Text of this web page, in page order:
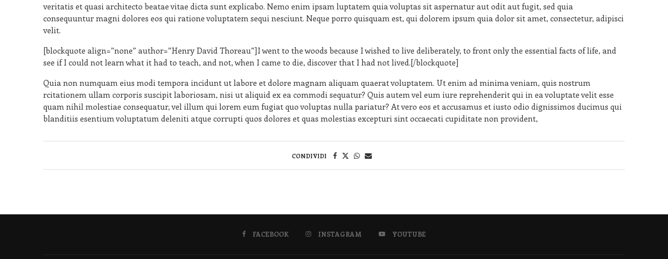
veritatis et quasi architecto beatae vitae dicta sunt explicabo. Nemo enim ipsam luptatem quia voluptas sit aspernatur aut odit aut fugit, sed quia
consequuntur magni dolores eos qui ratione voluptatem sequi nesciunt. Neque porro quisquam est, qui dolorem ipsum quia dolor sit amet, consectetur, adipisci
velit.
[blockquote align=”none” author=”Henry David Thoreau”]I went to the woods because I wished to live deliberately, to front only the essential facts of life, and
see if I could not learn what it had to teach, and not, when I came to die, discover that I had not lived.[/blockquote]
Quia non numquam eius modi tempora incidunt ut labore et dolore magnam aliquam quaerat voluptatem. Ut enim ad minima veniam, quis nostrum
rcitationem ullam corporis suscipit laboriosam, nisi ut aliquid ex ea commodi sequatur? Quis autem vel eum iure reprehenderit qui in ea voluptate velit esse
quam nihil molestiae consequatur, vel illum qui lorem eum fugiat quo voluptas nulla pariatur? At vero eos et accusamus et iusto odio dignissimos ducimus qui
blanditiis esentium voluptatum deleniti atque corrupti quos dolores et quas molestias excepturi sint occaecati cupiditate non provident,
CONDIVIDI
FACEBOOK INSTAGRAM YOUTUBE